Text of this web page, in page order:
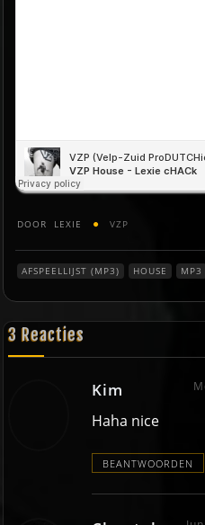
DOOR LEXIE VZP
AFSPEELLIJST (MP3) HOUSE MP3
3 Reacties
Kim
Haha nice
BEANTWOORDEN